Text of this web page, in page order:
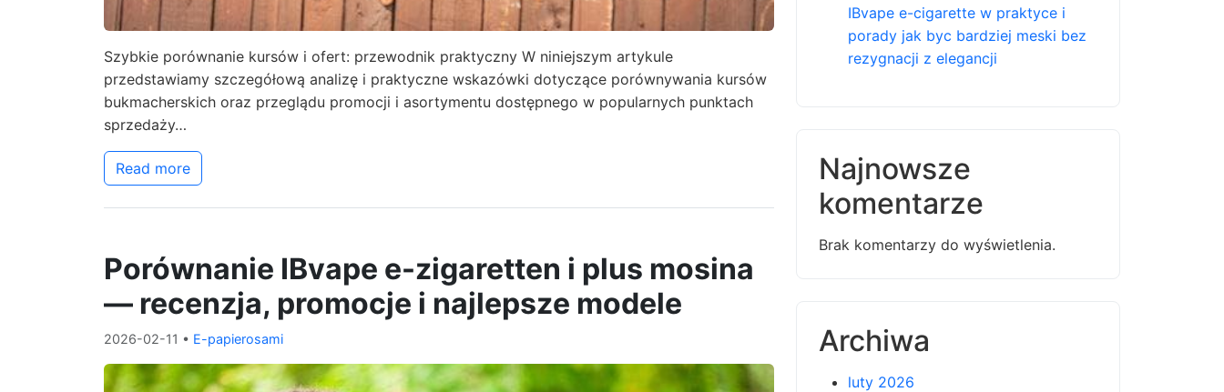
Szybkie porównanie kursów i ofert: przewodnik praktyczny W niniejszym artykule
przedstawiamy szczegółową analizę i praktyczne wskazówki dotyczące porównywania kursów
bukmacherskich oraz przeglądu promocji i asortymentu dostępnego w popularnych punktach
sprzedaży…
Read more
Porównanie IBvape e-zigaretten i plus mosina
— recenzja, promocje i najlepsze modele
2026-02-11 • E-papierosami
IBvape e-cigarette w praktyce i
porady jak byc bardziej meski bez
rezygnacji z elegancji
Najnowsze
komentarze
Brak komentarzy do wyświetlenia.
Archiwa
luty 2026